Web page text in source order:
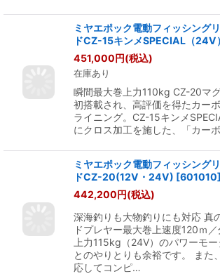
ミヤエポック電動フィッシング
ドCZ-15キンメSPECIAL（24V）
451,000円(税込)
在庫あり
瞬間最大巻上力110kg CZ-20マ
初搭載され、高評価を得たカー
ライニング。CZ-15キンメ
にクロス加工を施した、「カー
ミヤエポック電動フィッシング
ドCZ-20(12V・24V) [601010]
442,200円(税込)
深海釣りも大物釣りにも対応 真
ドプレヤー最大巻上速度120ｍ
上力115kg（24V）のパワーモ
とのやりとりも余裕です。 また
応してコンピ…